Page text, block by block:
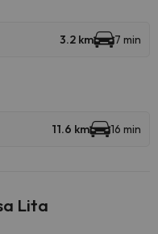
3.2 km 7 min
11.6 km 16 min
Lita